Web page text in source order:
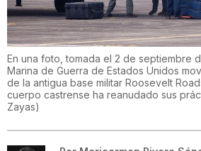
En una foto, tomada el 2 de septiembre
Marina de Guerra de Estados Unidos
de la antigua base militar Roosevelt
cuerpo castrense ha reanudado sus
Zayas)